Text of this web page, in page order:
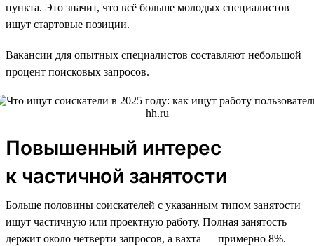
пункта. Это значит, что всё больше молодых специалистов
ищут стартовые позиции.
Вакансии для опытных специалистов составляют небольшой
процент поисковых запросов.
Повышенный интерес
к частичной занятости
Больше половины соискателей с указанным типом занятости
ищут частичную или проектную работу. Полная занятость
держит около четверти запросов, а вахта — примерно 8%.